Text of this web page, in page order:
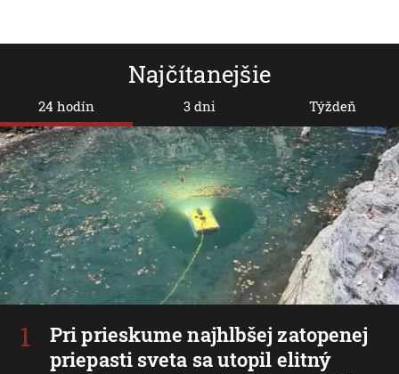
Najčítanejšie
24 hodín
Pri prieskume najhlbšej zatopenej
priepasti sveta sa utopil elitný
3 dni Týždeň